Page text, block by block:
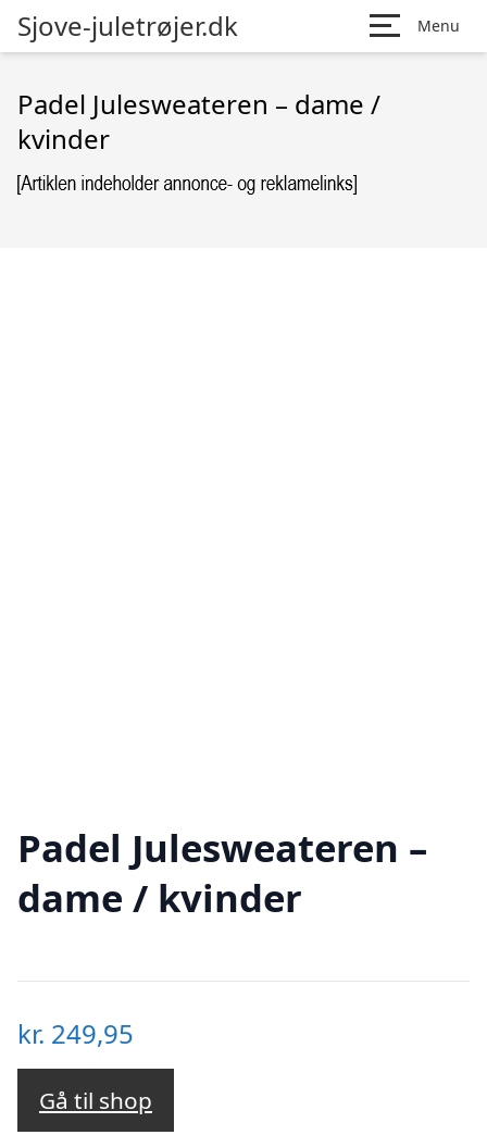
Sjove-juletrøjer.dk Menu
Padel Julesweateren – dame /
kvinder
Padel Julesweateren –
dame / kvinder
kr. 249,95
Gå til shop